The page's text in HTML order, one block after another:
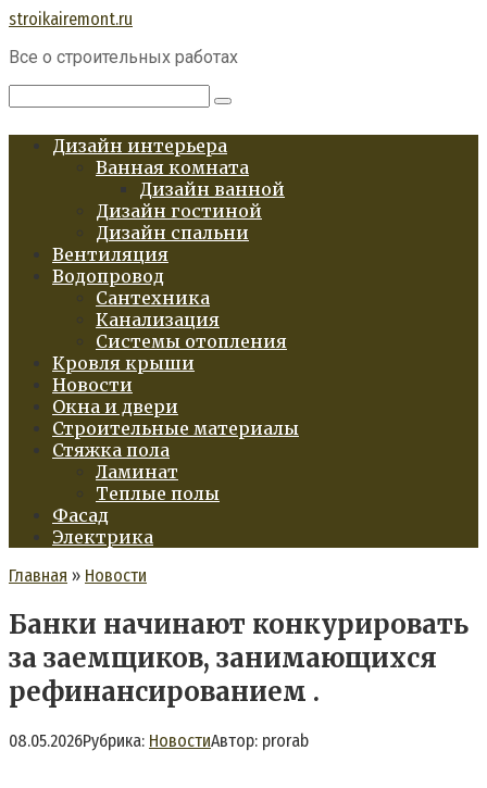
Перейти
контенту
stroikairemont.ru
Все о строительных работах
Дизайн интерьера
Ванная комната
Дизайн ванной
Дизайн гостиной
Дизайн спальни
Вентиляция
Водопровод
Сантехника
Канализация
Системы отопления
Кровля крыши
Новости
Окна и двери
Строительные материалы
Стяжка пола
Ламинат
Теплые полы
Фасад
Электрика
Главная » Новости
Банки начинают конкурировать
за заемщиков, занимающихся
рефинансированием .
08.05.2026Рубрика: НовостиАвтор: prorab